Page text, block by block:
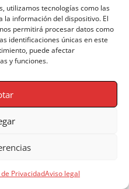
utilizamos tecnologías como las
la información del dispositivo. El
permitirá procesar datos como
identificaciones únicas en este
puede afectar
y funciones.
PrivacidadAviso legal
a una pequeña
las siguientes
Legal|Política de
Cookies